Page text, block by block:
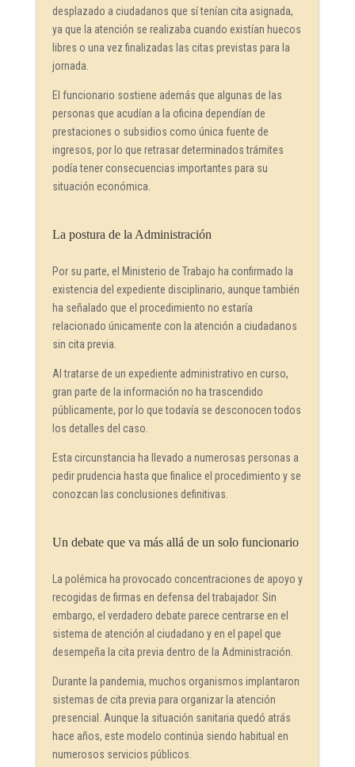
desplazado a ciudadanos que sí tenían cita asignada,
ya que la atención se realizaba cuando existían huecos
libres o una vez finalizadas las citas previstas para la
jornada.
El funcionario sostiene además que algunas de las
personas que acudían a la oficina dependían de
prestaciones o subsidios como única fuente de
ingresos, por lo que retrasar determinados trámites
podía tener consecuencias importantes para su
situación económica.
La postura de la Administración
Por su parte, el Ministerio de Trabajo ha confirmado la
existencia del expediente disciplinario, aunque también
ha señalado que el procedimiento no estaría
relacionado únicamente con la atención a ciudadanos
sin cita previa.
Al tratarse de un expediente administrativo en curso,
gran parte de la información no ha trascendido
públicamente, por lo que todavía se desconocen todos
los detalles del caso.
Esta circunstancia ha llevado a numerosas personas a
pedir prudencia hasta que finalice el procedimiento y se
conozcan las conclusiones definitivas.
Un debate que va más allá de un solo funcionario
La polémica ha provocado concentraciones de apoyo y
recogidas de firmas en defensa del trabajador. Sin
embargo, el verdadero debate parece centrarse en el
sistema de atención al ciudadano y en el papel que
desempeña la cita previa dentro de la Administración.
Durante la pandemia, muchos organismos implantaron
sistemas de cita previa para organizar la atención
presencial. Aunque la situación sanitaria quedó atrás
hace años, este modelo continúa siendo habitual en
numerosos servicios públicos.